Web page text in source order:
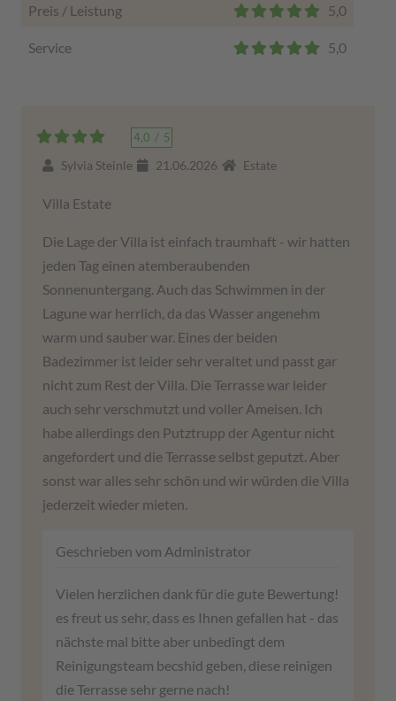
Preis / Leistung 5,0
Service 5,0
4,0 / 5
Sylvia Steinle 21.06.2026 Estate
Villa Estate
Die Lage der Villa ist einfach traumhaft - wir hatten
jeden Tag einen atemberaubenden
Sonnenuntergang. Auch das Schwimmen in der
Lagune war herrlich, da das Wasser angenehm
warm und sauber war. Eines der beiden
Badezimmer ist leider sehr veraltet und passt gar
nicht zum Rest der Villa. Die Terrasse war leider
auch sehr verschmutzt und voller Ameisen. Ich
habe allerdings den Putztrupp der Agentur nicht
angefordert und die Terrasse selbst geputzt. Aber
sonst war alles sehr schön und wir würden die Villa
jederzeit wieder mieten.
Geschrieben vom Administrator
Vielen herzlichen dank für die gute Bewertung!
es freut us sehr, dass es Ihnen gefallen hat - das
nächste mal bitte aber unbedingt dem
Reinigungsteam becshid geben, diese reinigen
die Terrasse sehr gerne nach!